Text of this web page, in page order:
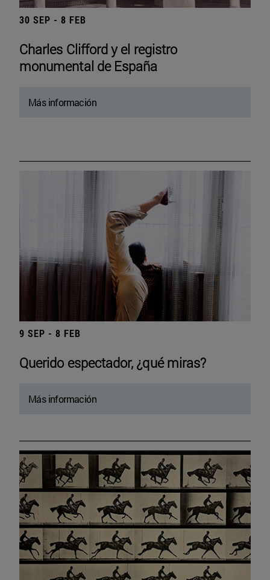
30 SEP - 8 FEB
Charles Clifford y el registro
monumental de España
Más información
9 SEP - 8 FEB
Querido espectador, ¿qué miras?
Más información